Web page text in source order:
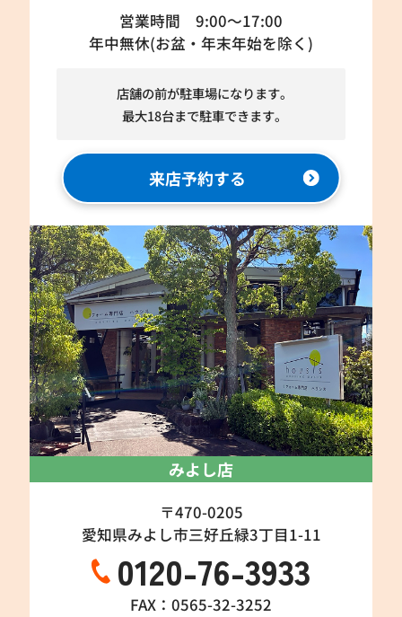
営業時間 9:00～17:00
年中無休(お盆・年末年始を除く)
店舗の前が駐車場になります。
最大18台まで駐車できます。
来店予約する
みよし店
〒470-0205
愛知県みよし市三好丘緑3丁目1-11
0120-76-3933
FAX：0565-32-3252